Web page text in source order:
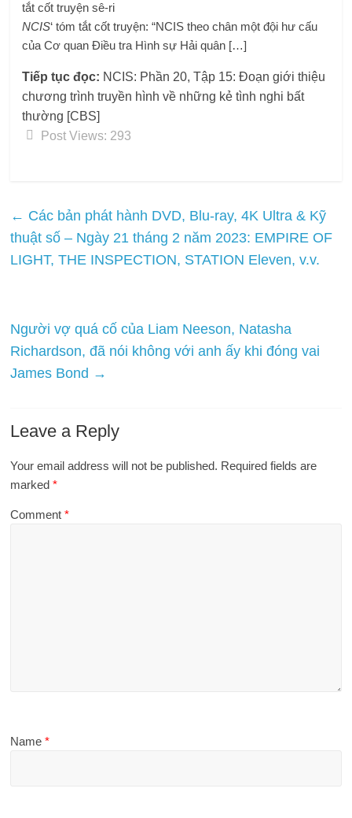
tắt cốt truyện sê-ri
NCIS‘ tóm tắt cốt truyện: “NCIS theo chân một đội hư cấu
của Cơ quan Điều tra Hình sự Hải quân […]
Tiếp tục đọc: NCIS: Phần 20, Tập 15: Đoạn giới thiệu
chương trình truyền hình về những kẻ tình nghi bất
thường [CBS]
Post Views: 293
← Các bản phát hành DVD, Blu-ray, 4K Ultra & Kỹ
thuật số – Ngày 21 tháng 2 năm 2023: EMPIRE OF
LIGHT, THE INSPECTION, STATION Eleven, v.v.
Người vợ quá cố của Liam Neeson, Natasha
Richardson, đã nói không với anh ấy khi đóng vai
James Bond →
Leave a Reply
Your email address will not be published. Required fields are
marked*
Comment*
Name*